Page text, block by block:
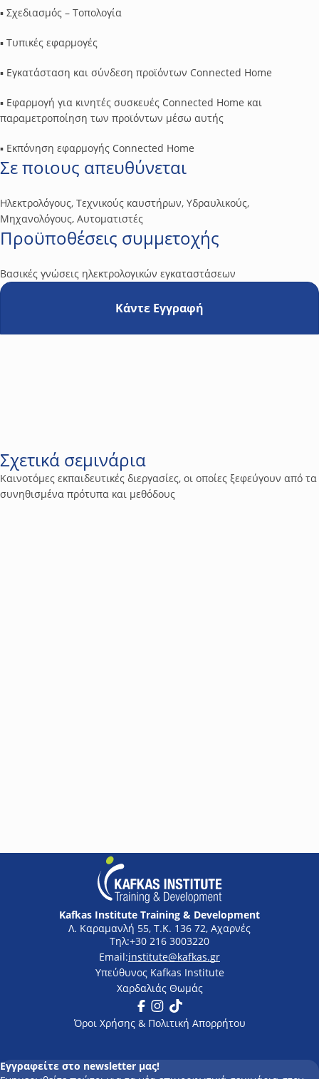
▪ Σχεδιασμός – Τοπολογία
▪ Τυπικές εφαρμογές
▪ Εγκατάσταση και σύνδεση προϊόντων Connected Home
▪ Εφαρμογή για κινητές συσκευές Connected Home και
παραμετροποίηση των προϊόντων μέσω αυτής
▪ Εκπόνηση εφαρμογής Connected Home
Σε ποιους απευθύνεται
Ηλεκτρολόγους, Τεχνικούς καυστήρων, Υδραυλικούς,
Μηχανολόγους, Αυτοματιστές
Προϋποθέσεις συμμετοχής
Βασικές γνώσεις ηλεκτρολογικών εγκαταστάσεων
Κάντε Εγγραφή
Σχετικά σεμινάρια
Καινοτόμες εκπαιδευτικές διεργασίες, οι οποίες ξεφεύγουν από τα
συνηθισμένα πρότυπα και μεθόδους
λειτουργία και τον προγραμματισμό διευθυνσιοδοτούμενων
συστημάτων, ενισχύοντας την ικανότητά τους να επιλέγουν,
εγκαθιστούν και ρυθμίζουν αξιόπιστα συστήματα ασφάλειας.
Kafkas Institute Training & Development
Λ. Καραμανλή 55, Τ.Κ. 136 72, Αχαρνές
+30 216 3003220
institute@kafkas.gr
Υπεύθυνος Kafkas Institute
Χαρδαλιάς Θωμάς
Facebook
Instagram
Tik Tok
Όροι Χρήσης & Πολιτική Απορρήτου
Εγγραφείτε στο newsletter μας!